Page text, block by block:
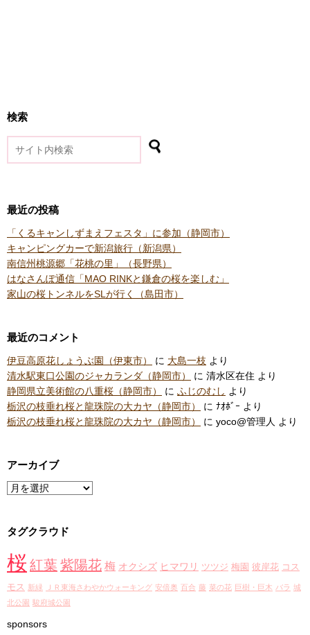
検索
最近の投稿
「くるキャンしずまえフェスタ」に参加（静岡市）
キャンピングカーで新潟旅行（新潟県）
南信州桃源郷「花桃の里」（長野県）
はなさんぽ通信「MAO RINKと鎌倉の桜を楽しむ」
家山の桜トンネルをSLが行く（島田市）
最近のコメント
伊豆高原花しょうぶ園（伊東市） に 大島一枝 より
清水駅東口公園のジャカランダ（静岡市）
に 清水区在住 より
静岡県立美術館の八重桜（静岡市）
に ふじのむし より
栃沢の枝垂れ桜と龍珠院の大カヤ（静岡市）
に ﾅｵﾎﾞｰ より
栃沢の枝垂れ桜と龍珠院の大カヤ（静岡市）
に yoco@管理人 より
アーカイブ
ア
イ
タグクラウド
桜 紅葉 紫陽花 梅 オクシズ ヒマワリ ツツジ 梅園 彼岸花 コス
モス 新緑 ＪＲ東海さわやかウォーキング 安倍奥 百合 藤 菜の花 巨樹・巨木 バラ 城
北公園 駿府城公園
sponsors